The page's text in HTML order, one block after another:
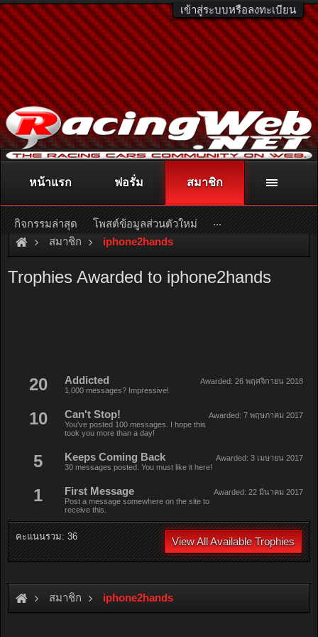
เข้าสู่ระบบหรือลงทะเบียน
ติดต่อลงโฆษณา racingweb@gmail.comหรือโทร. 081-811-1138
หรืออ่านรายละเอียดเพิ่มเติม คลิกที่นี่
สมาชิก iphone2hands
Trophies Awarded to iphone2hands
20 Awarded: 26 พฤศจิกายน 2018
Addicted
1,000 messages? Impressive!
10 Awarded: 7 พฤษภาคม 2017
Can't Stop!
You've posted 100 messages. I hope this
took you more than a day!
5 Awarded: 3 เมษายน 2017
Keeps Coming Back
30 messages posted. You must like it here!
1 Awarded: 22 มีนาคม 2017
First Message
Post a message somewhere on the site to
receive this.
คะแนนรวม: 36 View All Available Trophies
สมาชิก iphone2hands
หน้าแรก ฟอรั่ม สมาชิก
กิจกรรมล่าสุด โพสต์ข้อมูลส่วนตัวใหม่ ...